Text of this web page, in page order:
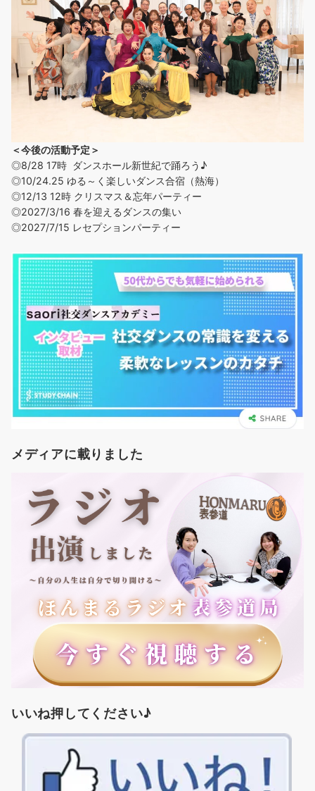
＜今後の活動予定＞
◎8/28 17時 ダンスホール新世紀で踊ろう♪
◎10/24.25 ゆる～く楽しいダンス合宿（熱海）
◎12/13 12時 クリスマス＆忘年パーティー
◎2027/3/16 春を迎えるダンスの集い
◎2027/7/15 レセプションパーティー
メディアに載りました
いいね押してください♪